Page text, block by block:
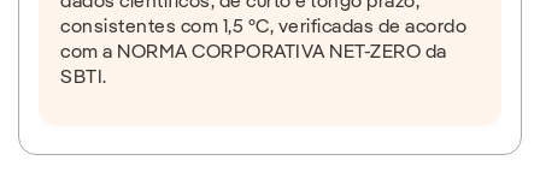
consistentes com 1,5 °C, verificadas de acordo
com a NORMA CORPORATIVA NET-ZERO da
SBTI.